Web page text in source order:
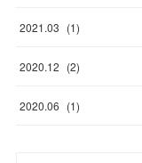
2021.03 (1)
2020.12 (2)
2020.06 (1)